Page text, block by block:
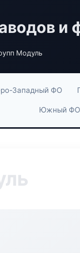
и
Модуль
Западный ФО
Южный ФО